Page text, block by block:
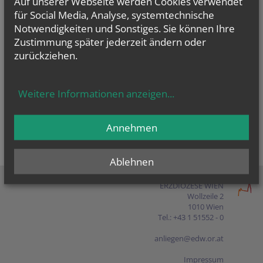
Presse
Shop
ERZDIÖZESE WIEN
Wollzeile 2
1010 Wien
Tel.: +43 1 51552 - 0
anliegen@edw.or.at
Impressum
für Social Media, Analyse, systemtechnische
Notwendigkeiten und Sonstiges. Sie können Ihre
Zustimmung später jederzeit ändern oder
zurückziehen.
Weitere Informationen anzeigen...
Ablehnen
Annehmen